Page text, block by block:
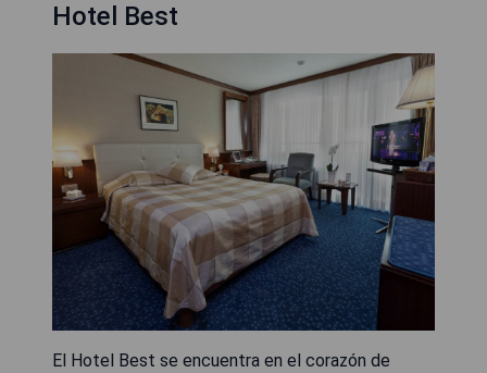
Hotel Best
El Hotel Best se encuentra en el corazón de